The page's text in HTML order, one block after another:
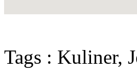
Tags : Kuliner,